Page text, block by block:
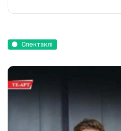
Спектаклі